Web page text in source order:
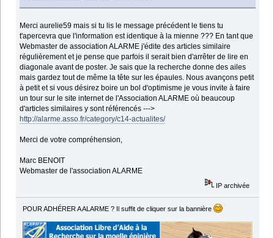
Merci aurelie59 mais si tu lis le message précédent le tiens tu
t'apercevra que l'information est identique à la mienne ??? En tant que
Webmaster de association ALARME j'édite des articles similaire
régulièrement et je pense que parfois il serait bien d'arrêter de lire en
diagonale avant de poster. Je sais que la recherche donne des ailes
mais gardez tout de même la tête sur les épaules. Nous avançons petit
à petit et si vous désirez boire un bol d'optimisme je vous invite à faire
un tour sur le site internet de l'Association ALARME où beaucoup
d'articles similaires y sont référencés --->
http://alarme.asso.fr/category/c14-actualites/
Merci de votre compréhension,
Marc BENOIT
Webmaster de l'association ALARME
IP archivée
POUR ADHÉRER A ALARME ? Il suffit de cliquer sur la bannière